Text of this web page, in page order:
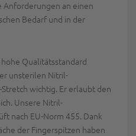
an einen
Bedarf und in der
Qualitätsstandard
unsterilen Nitril-
wichtig. Er erlaubt den
Unsere Nitril-
nach EU-Norm 455. Dank
der Fingerspitzen haben